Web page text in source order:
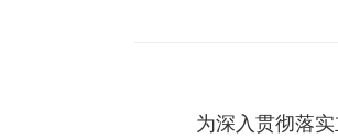
为深入贯彻落